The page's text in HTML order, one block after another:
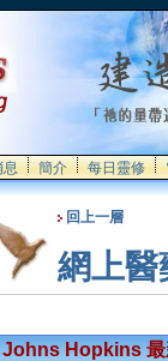
息 簡介 每日靈修
回上一層
網上醫
Johns Hopkins 最